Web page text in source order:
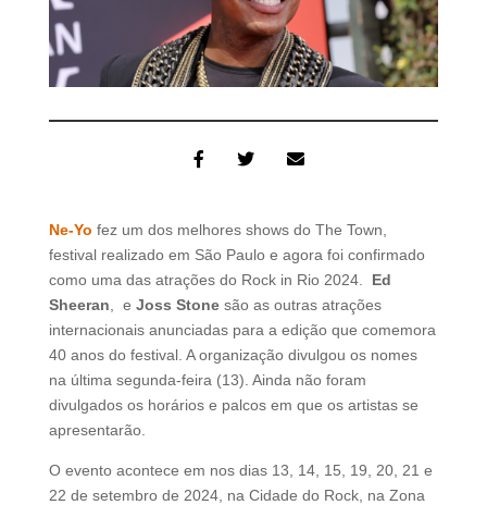
Ne-Yo fez um dos melhores shows do The Town,
festival realizado em São Paulo e agora foi confirmado
como uma das atrações do Rock in Rio 2024.
Ed
Sheeran , e Joss Stonesão as outras atrações
internacionais anunciadas para a edição que comemora
40 anos do festival. A organização divulgou os nomes
na última segunda-feira (13). Ainda não foram
divulgados os horários e palcos em que os artistas se
apresentarão.
O evento acontece em nos dias 13, 14, 15, 19, 20, 21 e
22 de setembro de 2024, na Cidade do Rock, na Zona